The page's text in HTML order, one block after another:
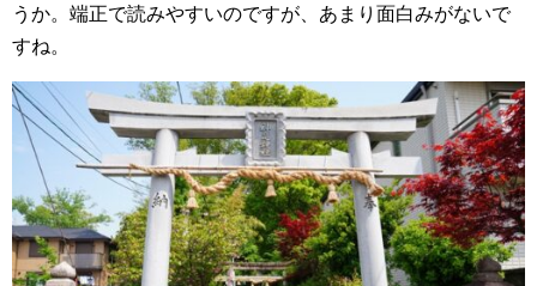
うか。端正で読みやすいのですが、あまり面白みがないで
すね。